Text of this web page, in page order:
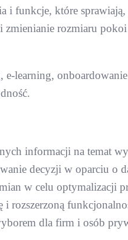
funkcje, które sprawiają,
rozmiaru
learning,
informacji na temat
decyzji w oparciu o
w celu optymalizacji
dla firm i osób